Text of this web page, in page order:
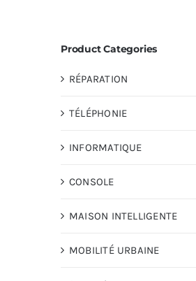
Product Categories
RÉPARATION
TÉLÉPHONIE
INFORMATIQUE
CONSOLE
MAISON INTELLIGENTE
MOBILITÉ URBAINE